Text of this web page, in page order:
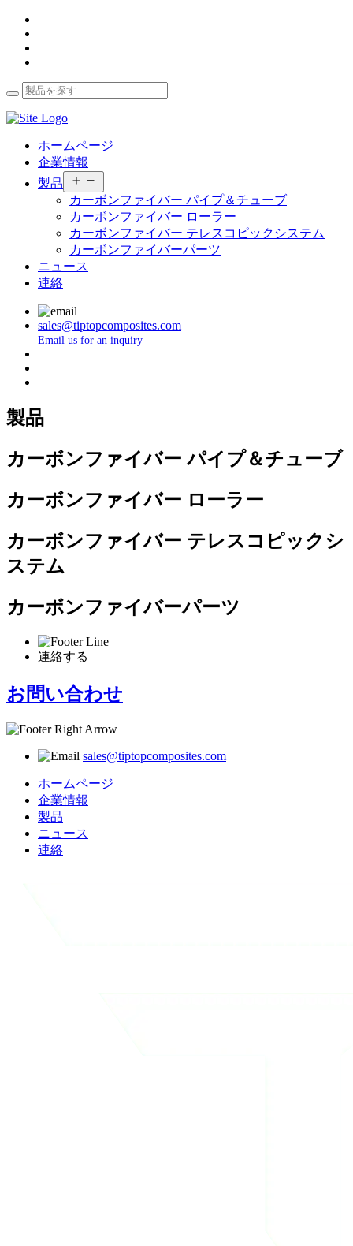
ホームページ
企業情報
製品
ニ
ュ
ー
を
開
カーボンファイバー パイプ＆チューブ
カーボンファイバー ローラー
カーボンファイバー テレスコピックシステム
カーボンファイバーパーツ
ニュース
連絡
sales@tiptopcomposites.com
Email us for an inquiry
製品
カーボンファイバー パイプ＆チューブ
カーボンファイバー ローラー
カーボンファイバー テレスコピックシ
ステム
カーボンファイバーパーツ
連絡する
お問い合わせ
sales@tiptopcomposites.com
ホームページ
企業情報
製品
ニュース
連絡